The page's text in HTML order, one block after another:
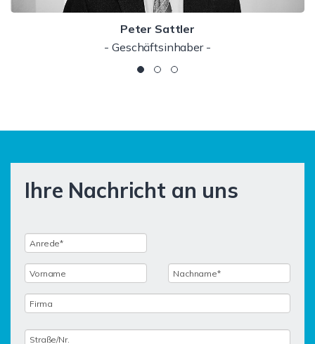
Peter Sattler
- Geschäftsinhaber -
Ihre Nachricht an uns